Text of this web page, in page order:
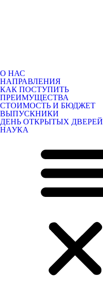
О НАС
НАПРАВЛЕНИЯ
КАК ПОСТУПИТЬ
ПРЕИМУЩЕСТВА
СТОИМОСТЬ И БЮДЖЕТ
ВЫПУСКНИКИ
ДЕНЬ ОТКРЫТЫХ ДВЕРЕЙ
НАУКА